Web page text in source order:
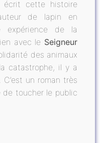
écrit cette histoire
de lapin en
expérience de la
avec le Seigneur
des animaux
catastrophe, il y a
un roman très
toucher le public